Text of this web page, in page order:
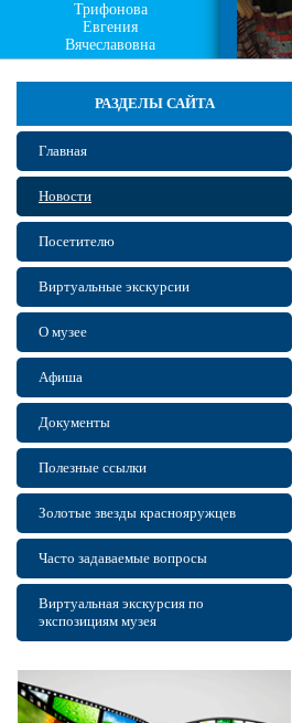
Трифонова
Евгения
Вячеславовна
РАЗДЕЛЫ САЙТА
Главная
Новости
Посетителю
Виртуальные экскурсии
О музее
Афиша
Документы
Полезные ссылки
Золотые звезды краснояружцев
Часто задаваемые вопросы
Виртуальная экскурсия по
экспозициям музея